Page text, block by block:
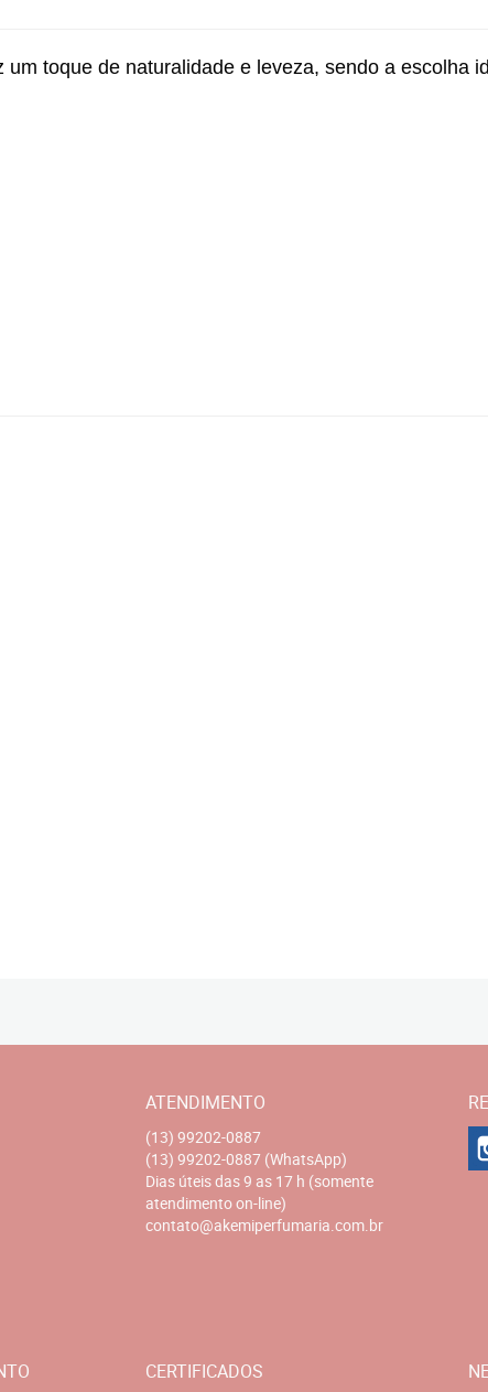
toque de naturalidade e leveza, sendo a escolha
ATENDIMENTO
(13) 99202-0887
(13) 99202-0887 (WhatsApp)
Dias úteis das 9 as 17 h (somente
atendimento on-line)
contato@akemiperfumaria.com.br
CERTIFICADOS